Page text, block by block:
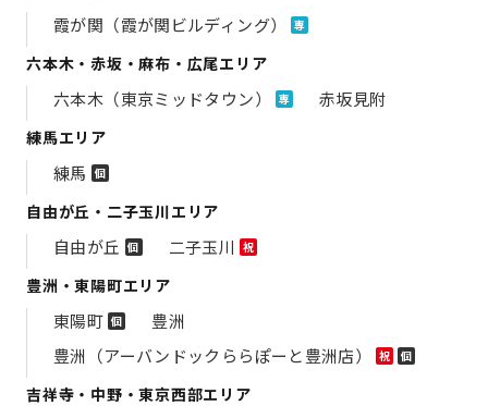
霞が関（霞が関ビルディング） 専
六本木・赤坂・麻布・広尾エリア
六本木（東京ミッドタウン） 専 赤坂見附
練馬エリア
練馬 個
自由が丘・二子玉川エリア
自由が丘 個 二子玉川 祝
豊洲・東陽町エリア
東陽町 個
豊洲
豊洲（アーバンドックららぽーと豊洲店）
祝 個
吉祥寺・中野・東京西部エリア